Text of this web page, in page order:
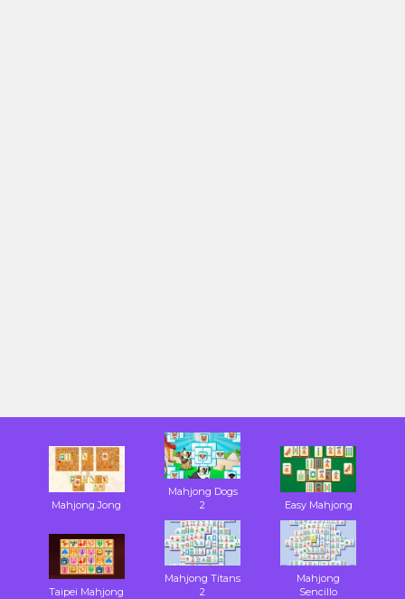
Mahjong Jong
Mahjong Dogs
2
Easy Mahjong
Taipei Mahjong
Mahjong Titans
2
Mahjong
Sencillo